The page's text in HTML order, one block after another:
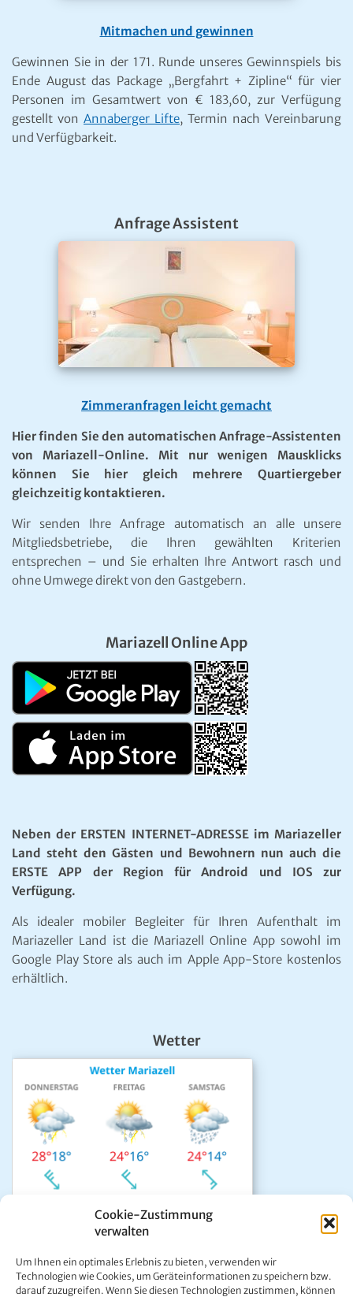
Cookie-Zustimmung
verwalten
Um Ihnen ein optimales Erlebnis zu bieten, verwenden wir
Technologien wie Cookies, um Geräteinformationen zu speichern bzw.
darauf zuzugreifen. Wenn Sie diesen Technologien zustimmen, können
Mitmachen und gewinnen
Gewinnen Sie in der 171. Runde unseres Gewinnspiels bis
Ende August das Package „Bergfahrt + Zipline“ für vier
Personen im Gesamtwert von € 183,60, zur Verfügung
gestellt von Annaberger Lifte, Termin nach Vereinbarung
und Verfügbarkeit.
Anfrage Assistent
Zimmeranfragen leicht gemacht
Hier finden Sie den automatischen Anfrage-Assistenten
von Mariazell-Online. Mit nur wenigen Mausklicks
können Sie hier gleich mehrere Quartiergeber
gleichzeitig kontaktieren.
Wir senden Ihre Anfrage automatisch an alle unsere
Mitgliedsbetriebe, die Ihren gewählten Kriterien
entsprechen – und Sie erhalten Ihre Antwort rasch und
ohne Umwege direkt von den Gastgebern.
Mariazell Online App
Neben der ERSTEN INTERNET-ADRESSE im Mariazeller
Land steht den Gästen und Bewohnern nun auch die
ERSTE APP der Region für Android und IOS zur
Verfügung.
Als idealer mobiler Begleiter für Ihren Aufenthalt im
Mariazeller Land ist die Mariazell Online App sowohl im
Google Play Store als auch im Apple App-Store kostenlos
erhältlich.
Wetter
Das aktuelle Wetter in Mariazell
Unwetter Warnzentrale
Satellitenbild GeoSphere